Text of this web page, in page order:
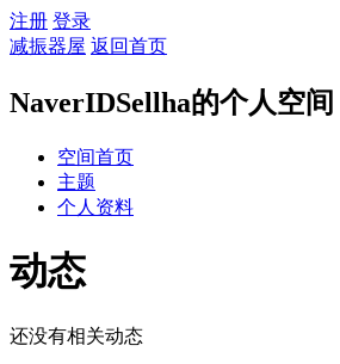
注册 登录
减振器屋 返回首页
NaverIDSellha的个人空间
空间首页
主题
个人资料
动态
还没有相关动态